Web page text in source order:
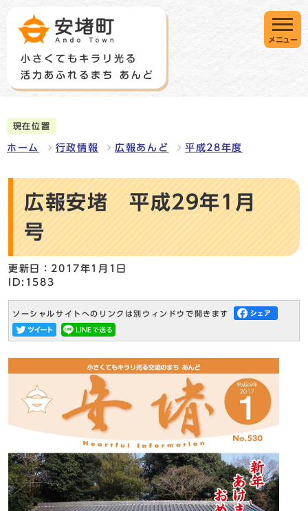
メニュー
現在位置
ホーム 行政情報 広報あんど 平成28年度
広報安堵 平成29年1月
号
更新日：2017年1月1日
ID:1583
ソーシャルサイトへのリンクは別ウィンドウで開きます